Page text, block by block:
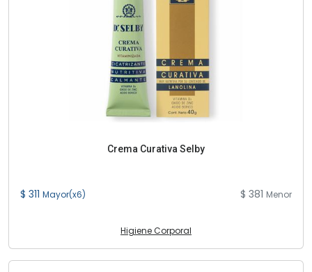
Crema Curativa Selby
$ 311 Mayor(x6) $ 381 Menor
Higiene Corporal